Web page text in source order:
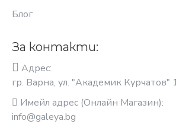
Блог
За контакти:
Адрес:
гр. Варна, ул. "Академик Курчатов"
Имейл адрес (Онлайн Магазин):
info@galeya.bg